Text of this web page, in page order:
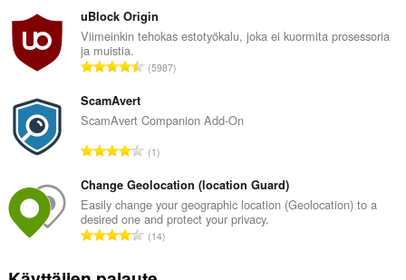
a
y
h
e
s
:
v
i
i
y
h
e
e
n
s
:
uBlock Origin
Viimeinkin tehokas estotyökalu, joka ei kuormita prosessoria
ja muistia.
A
i
i
a
y
h
5987
ScamAvert
ScamAvert Companion Add-On
A
v
i
o
i
1
Change Geolocation (location Guard)
Easily change your geographic location (Geolocation) to a
desired one and protect your privacy.
A
v
14